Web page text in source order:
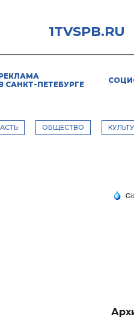
1TVSPB.RU
САНКТ-ПЕТЕБУРГЕ
ОБЩЕСТВО